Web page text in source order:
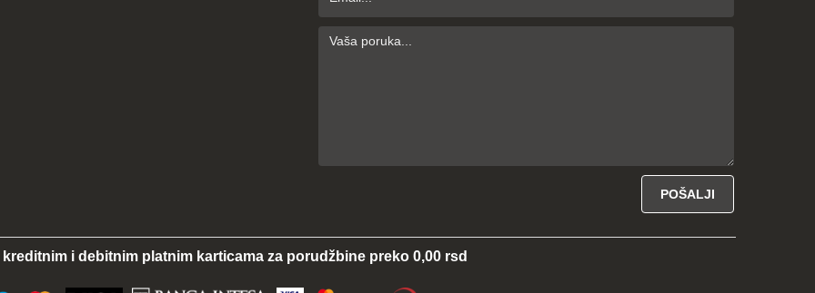
kreditnim i debitnim platnim karticama za porudžbine preko 0,00 rsd